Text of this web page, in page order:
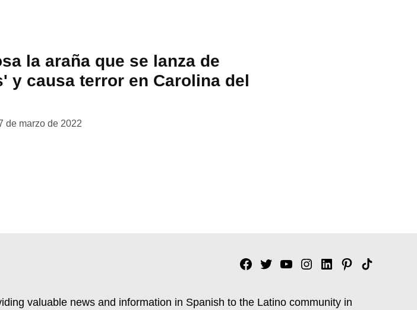
la araña que se lanza de
y causa terror en Carolina del
de marzo de 2022
Facebook
TwitterYouTubeInstagram
Linkedin
Pinterest
Tik
valuable news and information in Spanish to the Latino community in